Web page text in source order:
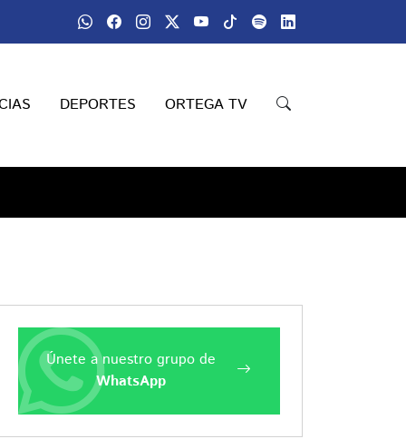
DEPORTES ORTEGA TV
Únete a nuestro grupo de
WhatsApp